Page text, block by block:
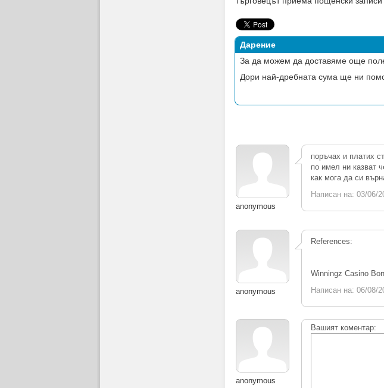
Дарение
За да можем да доставяме още
Дори най-дребната сума ще ни
anonymous
поръчах и платих
по имел ни казват
как мога да си
Написан на: 03/06/
anonymous
References:
Winningz Casino
Написан на: 06/08/
anonymous
Вашият коментар: